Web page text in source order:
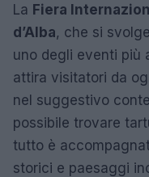
La Fiera
d’Alba, che si
uno degli eventi più
attira visitatori da
nel suggestivo
possibile trovare
tutto è
storici e paesaggi